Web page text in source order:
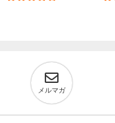
メルマガ